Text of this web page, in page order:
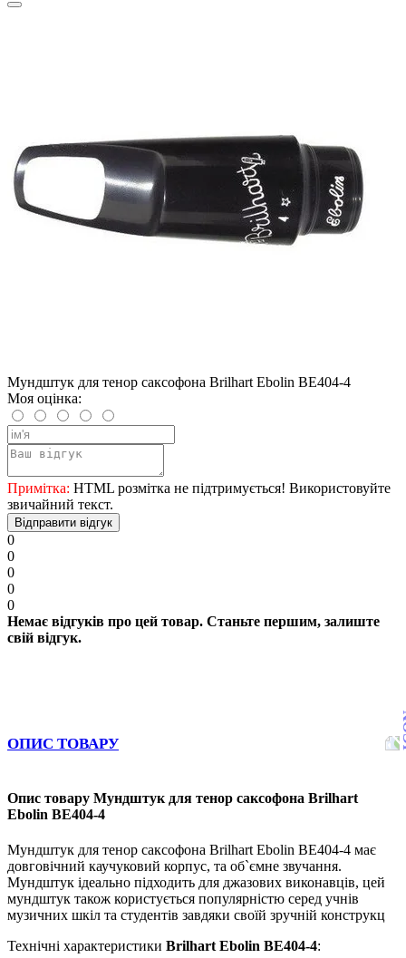
Мундштук для тенор саксофона Brilhart Ebolin BE404-4
Моя оцінка:
Примітка: HTML розмітка не підтримується! Використовуйте
звичайний текст.
Відправити відгук
0
0
0
0
0
Немає відгуків про цей товар. Станьте першим, залиште
свій відгук.
ОПИС ТОВАРУ
Опис товару Мундштук для тенор саксофона Brilhart
Ebolin BE404-4
Мундштук для тенор саксофона Brilhart Ebolin BE404-4 має
довговічний каучуковий корпус, та об`ємне звучання.
Мундштук ідеально підходить для джазових виконавців, цей
мундштук також користується популярністю серед учнів
музичних шкіл та студентів завдяки своїй зручній конструкц
Технічні характеристики Brilhart Ebolin BE404-4: